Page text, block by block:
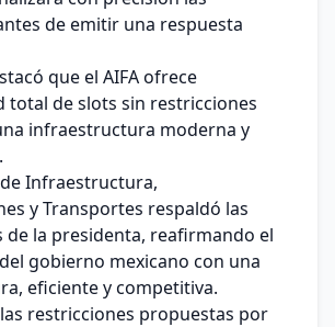
de emitir una respuesta
que el AIFA ofrece
total de slots sin restricciones
infraestructura moderna y
Infraestructura,
y Transportes respaldó las
de la presidenta, reafirmando el
gobierno mexicano con una
eficiente y competitiva.
restricciones propuestas por